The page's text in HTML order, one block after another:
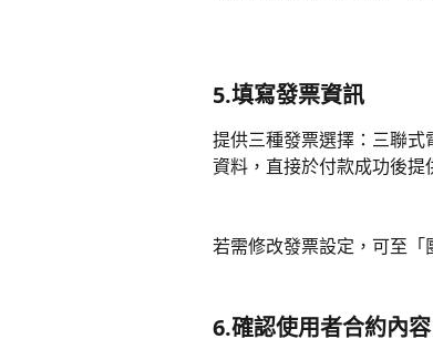
5.填寫發票資訊
提供三種發票選擇：三聯
資料，直接於付款成功後提
若需修改發票設定，可至「
6.確認使用者合約內容